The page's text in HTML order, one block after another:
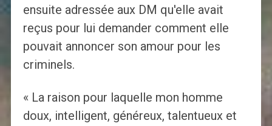
ensuite adressée aux DM qu'elle avait
reçus pour lui demander comment elle
pouvait annoncer son amour pour les
criminels.
« La raison pour laquelle mon homme
doux, intelligent, généreux, talentueux et